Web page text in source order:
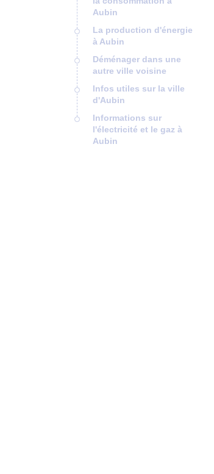
Aubin
La production d'énergie
à Aubin
Déménager dans une
autre ville voisine
Infos utiles sur la ville
d'Aubin
Informations sur
l'électricité et le gaz à
Aubin